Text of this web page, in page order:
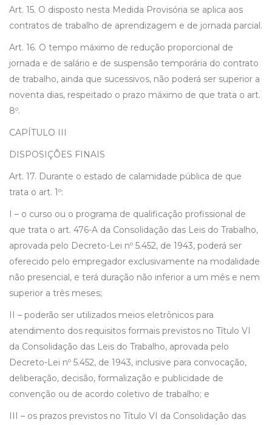
Art. 15. O disposto nesta Medida Provisória se aplica aos
contratos de trabalho de aprendizagem e de jornada parcial.
Art. 16. O tempo máximo de redução proporcional de
jornada e de salário e de suspensão temporária do contrato
de trabalho, ainda que sucessivos, não poderá ser superior a
noventa dias, respeitado o prazo máximo de que trata o art.
8º.
CAPÍTULO III
DISPOSIÇÕES FINAIS
Art. 17. Durante o estado de calamidade pública de que
trata o art. 1º:
I – o curso ou o programa de qualificação profissional de
que trata o art. 476-A da Consolidação das Leis do Trabalho,
aprovada pelo Decreto-Lei nº 5.452, de 1943, poderá ser
oferecido pelo empregador exclusivamente na modalidade
não presencial, e terá duração não inferior a um mês e nem
superior a três meses;
II – poderão ser utilizados meios eletrônicos para
atendimento dos requisitos formais previstos no Título VI
da Consolidação das Leis do Trabalho, aprovada pelo
Decreto-Lei nº 5.452, de 1943, inclusive para convocação,
deliberação, decisão, formalização e publicidade de
convenção ou de acordo coletivo de trabalho; e
III – os prazos previstos no Título VI da Consolidação das